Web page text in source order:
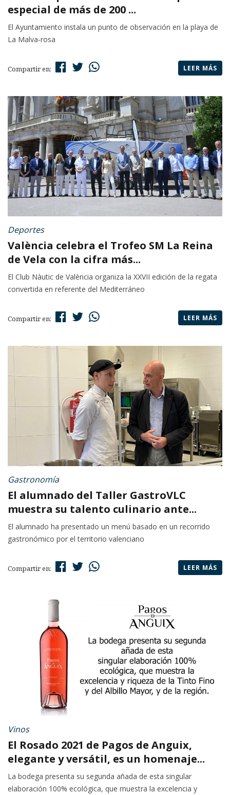
especial de más de 200 ...
El Ayuntamiento instala un punto de observación en la playa de
La Malva-rosa
Compartir en: LEER MÁS
Deportes
València celebra el Trofeo SM La Reina
de Vela con la cifra más...
El Club Nàutic de València organiza la XXVII edición de la regata
convertida en referente del Mediterráneo
Compartir en: LEER MÁS
Gastronomía
El alumnado del Taller GastroVLC
muestra su talento culinario ante...
El alumnado ha presentado un menú basado en un recorrido
gastronómico por el territorio valenciano
Compartir en: LEER MÁS
Vinos
El Rosado 2021 de Pagos de Anguix,
elegante y versátil, es un homenaje...
La bodega presenta su segunda añada de esta singular
elaboración 100% ecológica, que muestra la excelencia y